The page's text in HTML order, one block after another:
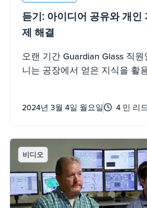
듣기: 아이디어 공유와 개인
제 해결
오랜 기간 Guardian Glass 직
니는 공장에서 얻은 지식을 활
2024년 3월 4일 월요일 4 민 리
비디오